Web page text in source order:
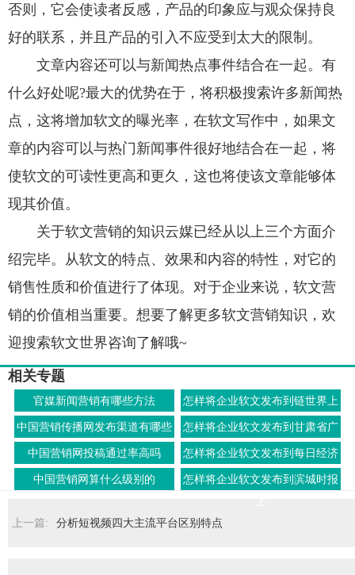
否则，它会使读者反感，产品的印象应与观众保持良
好的联系，并且产品的引入不应受到太大的限制。
文章内容还可以与新闻热点事件结合在一起。有
什么好处呢?最大的优势在于，将积极搜索许多新闻热
点，这将增加软文的曝光率，在软文写作中，如果文
章的内容可以与热门新闻事件很好地结合在一起，将
使软文的可读性更高和更久，这也将使该文章能够体
现其价值。
关于软文营销的知识云媒已经从以上三个方面介
绍完毕。从软文的特点、效果和内容的特性，对它的
销售性质和价值进行了体现。对于企业来说，软文营
销的价值相当重要。想要了解更多软文营销知识，欢
迎搜索软文世界咨询了解哦~
相关专题
官媒新闻营销有哪些方法 怎样将企业软文发布到链世界上
中国营销传播网发布渠道有哪些
怎样将企业软文发布到甘肃省广
播电视总台上
中国营销网投稿通过率高吗
怎样将企业软文发布到每日经济
北京上
中国营销网算什么级别的
怎样将企业软文发布到滨城时报
上一篇:
分析短视频四大主流平台区别特点